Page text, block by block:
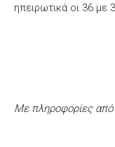
ηπειρωτικά οι 36 με
Με πληροφορίες από